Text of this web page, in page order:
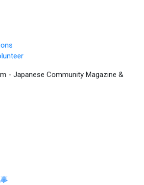
- Japanese Community Magazine &